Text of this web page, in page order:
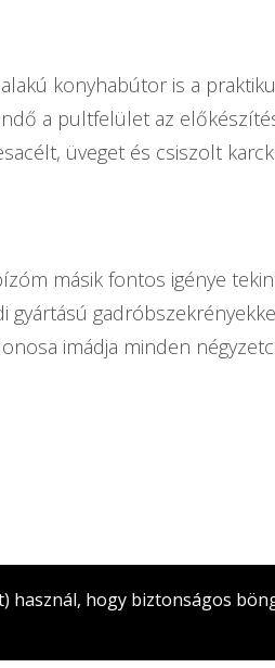
konyhabútor is a
a pultfelület az
üveget és csiszolt
másik fontos igénye
gyártású
imádja minden
használ, hogy biztonságos